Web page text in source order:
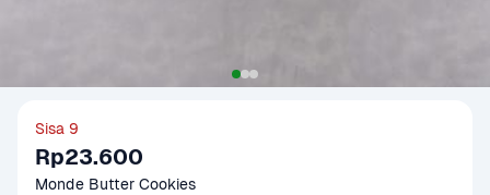
Sisa 9
Rp23.600
Monde Butter Cookies